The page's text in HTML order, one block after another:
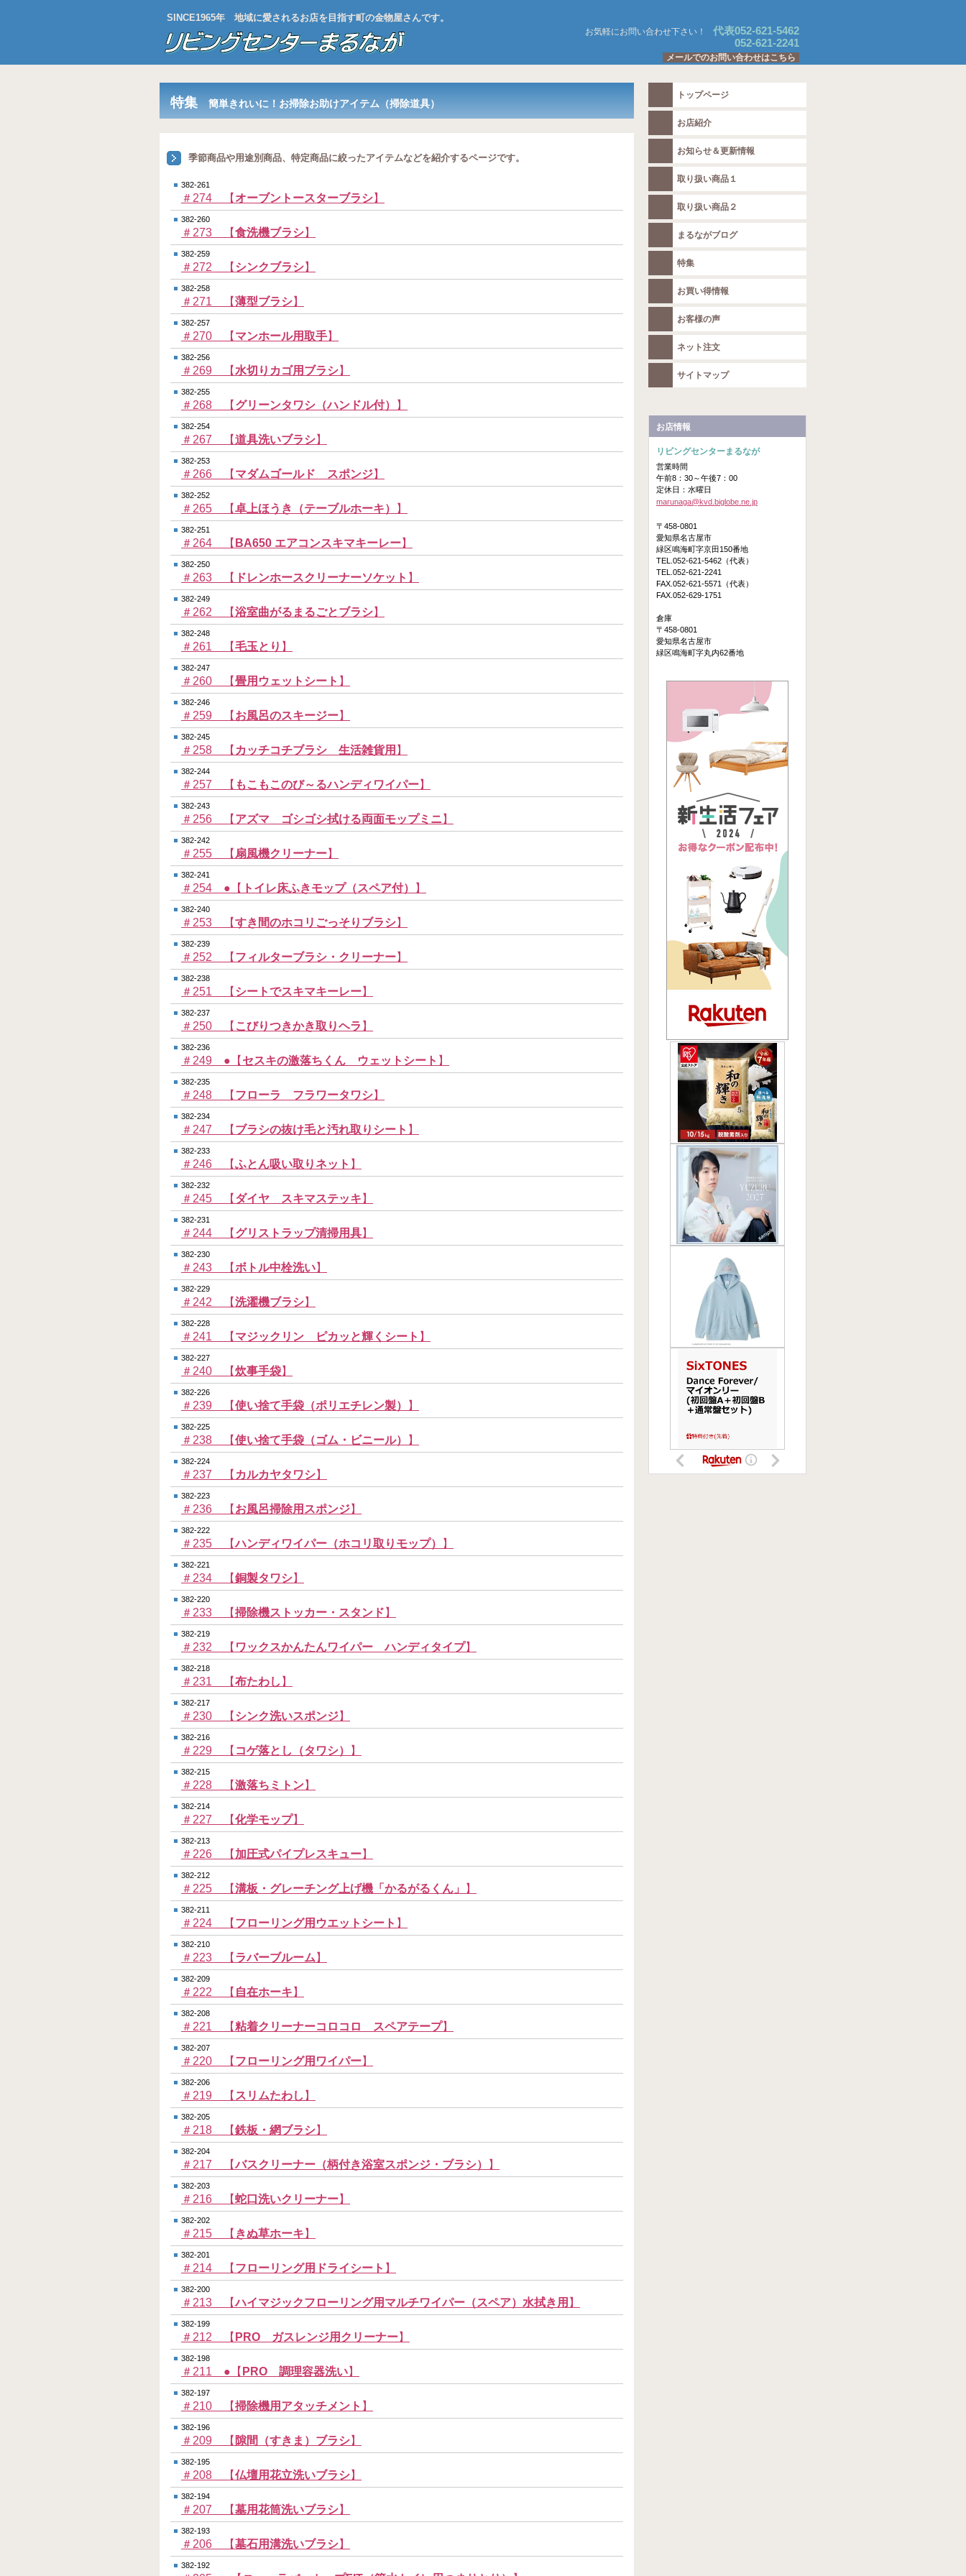
SINCE1965年 地域に愛されるお店を目指す町の金物屋さんです。
お気軽にお問い合わせ下さい！
代表052-621-5462
052-621-2241
メールでのお問い合わせはこちら
特集 簡単きれいに！お掃除お助けアイテム（掃除道具）
季節商品や用途別商品、特定商品に絞ったアイテムなどを紹介するページです。
382-261
＃274 【 オーブントースターブラシ】
382-260
＃273 【食洗機ブラシ】
382-259
＃272 【 シンクブラシ】
382-258
＃271 【薄型ブラシ】
382-257
＃270 【 マンホール用取手】
382-256
＃269 【 水切りカゴ用ブラシ】
382-255
＃268 【 グリーンタワシ（ハンドル付） 】
382-254
＃267 【道具洗いブラシ】
382-253
＃266 【 マダムゴールド スポンジ】
382-252
＃265 【卓上ほうき（テーブルホーキ） 】
382-251
＃264 【 BA650 エアコンスキマキーレー】
382-250
＃263 【 ドレンホースクリーナーソケット 】
382-249
＃262 【浴室曲がるまるごとブラシ】
382-248
＃261 【毛玉とり 】
382-247
＃260 【畳用ウェットシート 】
382-246
＃259 【 お風呂のスキージー】
382-245
＃258 【 カッチコチブラシ 生活雑貨用 】
382-244
＃257 【 もこもこのび～るハンディワイパー】
382-243
＃256 【 アズマ ゴシゴシ拭ける両面モップミニ 】
382-242
＃255 【 扇風機クリーナー】
382-241
＃254 ●【 トイレ床ふきモップ（スペア付） 】
382-240
＃253 【すき間のホコリごっそりブラシ】
382-239
＃252 【 フィルターブラシ・クリーナー】
382-238
＃251 【 シートでスキマキーレー】
382-237
＃250 【 こびりつきかき取りヘラ 】
382-236
＃249 ●【 セスキの激落ちくん ウェットシート 】
382-235
＃248 【 フローラ フラワータワシ】
382-234
＃247 【 ブラシの抜け毛と汚れ取りシート 】
382-233
＃246 【ふとん吸い取りネット 】
382-232
＃245 【 ダイヤ スキマステッキ 】
382-231
＃244 【 グリストラップ清掃用具】
382-230
＃243 【ボトル中栓洗い】
382-229
＃242 【洗濯機ブラシ】
382-228
＃241 【 マジックリン ピカッと輝くシート 】
382-227
＃240 【炊事手袋】
382-226
＃239 【使い捨て手袋（ポリエチレン製） 】
382-225
＃238 【使い捨て手袋（ゴム・ビニール） 】
382-224
＃237 【 カルカヤタワシ】
382-223
＃236 【 お風呂掃除用スポンジ】
382-222
＃235 【ハンディワイパー（ホコリ取りモップ） 】
382-221
＃234 【銅製タワシ】
382-220
＃233 【掃除機ストッカー・スタンド 】
382-219
＃232 【 ワックスかんたんワイパー ハンディタイプ】
382-218
＃231 【布たわし 】
382-217
＃230 【 シンク洗いスポンジ】
382-216
＃229 【 コゲ落とし（タワシ） 】
382-215
＃228 【激落ちミトン】
382-214
＃227 【化学モップ】
382-213
＃226 【 加圧式パイプレスキュー】
382-212
＃225 【溝板・グレーチング上げ機「かるがるくん」 】
382-211
＃224 【 フローリング用ウエットシート 】
382-210
＃223 【 ラバーブルーム 】
382-209
＃222 【 自在ホーキ 】
382-208
＃221 【粘着クリーナーコロコロ スペアテープ】
382-207
＃220 【 フローリング用ワイパー】
382-206
＃219 【 スリムたわし 】
382-205
＃218 【鉄板・網ブラシ】
382-204
＃217 【バスクリーナー（柄付き浴室スポンジ・ブラシ） 】
382-203
＃216 【蛇口洗いクリーナー】
382-202
＃215 【 きぬ草ホーキ 】
382-201
＃214 【 フローリング用ドライシート 】
382-200
＃213 【ハイマジックフローリング用マルチワイパー（スペア）水拭き用 】
382-199
＃212 【 PRO ガスレンジ用クリーナー】
382-198
＃211 ●【 PRO 調理容器洗い】
382-197
＃210 【掃除機用アタッチメント 】
382-196
＃209 【 隙間（すきま）ブラシ】
382-195
＃208 【仏壇用花立洗いブラシ】
382-194
＃207 【墓用花筒洗いブラシ】
382-193
＃206 【墓石用溝洗いブラシ】
382-192
トップページ
お店紹介
お知らせ＆更新情報
取り扱い商品１
取り扱い商品２
まるながブログ
特集
お買い得情報
お客様の声
ネット注文
サイトマップ
お店情報
リビングセンターまるなが
営業時間
午前8：30～午後7：00
定休日：水曜日
marunaga@kvd.biglobe.ne.jp
〒458-0801
愛知県名古屋市
緑区鳴海町字京田150番地
TEL.052-621-5462（代表）
TEL.052-621-2241
FAX.052-621-5571（代表）
FAX.052-629-1751
倉庫
〒458-0801
愛知県名古屋市
緑区鳴海町字丸内62番地